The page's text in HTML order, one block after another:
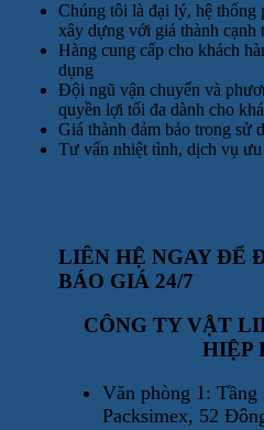
Chúng tôi là đại lý, hệ thống
xây dựng với giá thành cạnh
Hàng cung cấp cho khách
dụng
Đội ngũ vận chuyển và
quyền lợi tối đa dành cho
Giá thành đảm bảo trong sử
Tư vấn nhiệt tình, dịch vụ
LIÊN HỆ NGAY ĐỂ
BÁO GIÁ 24/7
CÔNG TY VẬT
HIỆP
Văn phòng 1: Tầng
Packsimex, 52